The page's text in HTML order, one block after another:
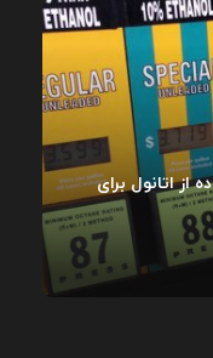
از اتانول برای